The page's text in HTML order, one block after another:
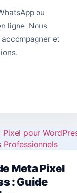
ou
ligne. Nous
accompagner et
Meta Pixel
: Guide